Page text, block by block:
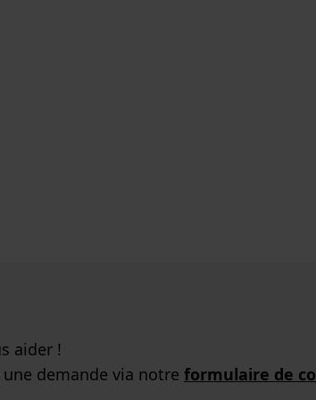
aider !
demande via notre formulaire de